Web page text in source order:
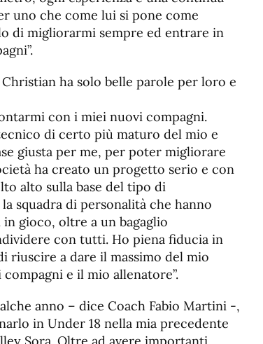
uno che come lui si pone come
di migliorarmi sempre ed entrare in
ha solo belle parole per loro e
con i miei nuovi compagni.
di certo più maturo del mio e
giusta per me, per poter migliorare
ha creato un progetto serio e con
alto sulla base del tipo di
squadra di personalità che hanno
gioco, oltre a un bagaglio
con tutti. Ho piena fiducia in
riuscire a dare il massimo del mio
e il mio allenatore”.
anno – dice Coach Fabio Martini -,
in Under 18 nella mia precedente